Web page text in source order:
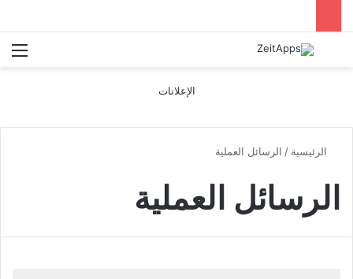
بحث عن
الإعلانات
الرئيسية / الرسائل العملية
الرسائل العملية